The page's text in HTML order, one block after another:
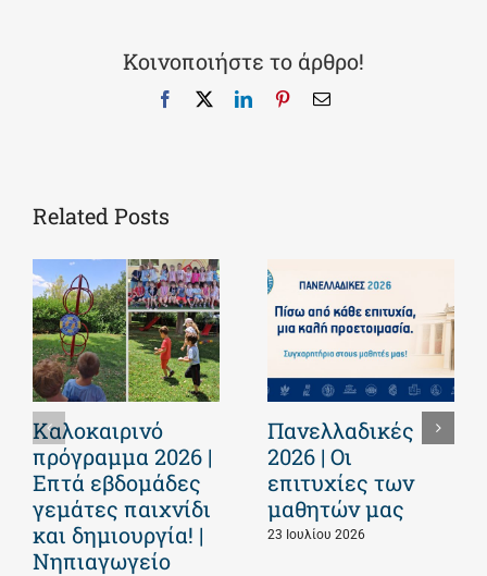
Κοινοποιήστε το άρθρο!
Facebook LinkedInPinterestEmail
Related Posts
Καλοκαιρινό
πρόγραμμα 2026 |
Επτά εβδομάδες
γεμάτες παιχνίδι
και δημιουργία! |
Νηπιαγωγείο
Πανελλαδικές
2026 | Οι
επιτυχίες των
μαθητών μας
23 Ιουλίου 2026